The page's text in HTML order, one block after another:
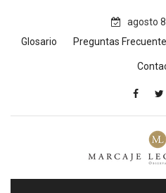
content
agosto
Glosario
Preguntas